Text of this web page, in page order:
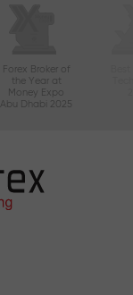
Forex Broker of
the Year at
Money Expo
Abu Dhabi 2025